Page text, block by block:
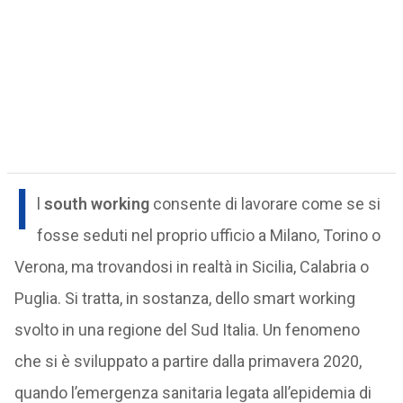
I south workingconsente di lavorare come se si
fosse seduti nel proprio ufficio a Milano, Torino o
Verona, ma trovandosi in realtà in Sicilia, Calabria o
Puglia. Si tratta, in sostanza, dello smart working
svolto in una regione del Sud Italia. Un fenomeno
che si è sviluppato a partire dalla primavera 2020,
quando l’emergenza sanitaria legata all’epidemia di